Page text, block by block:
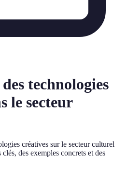
technologies
le secteur
créatives sur le secteur culturel
des exemples concrets et des